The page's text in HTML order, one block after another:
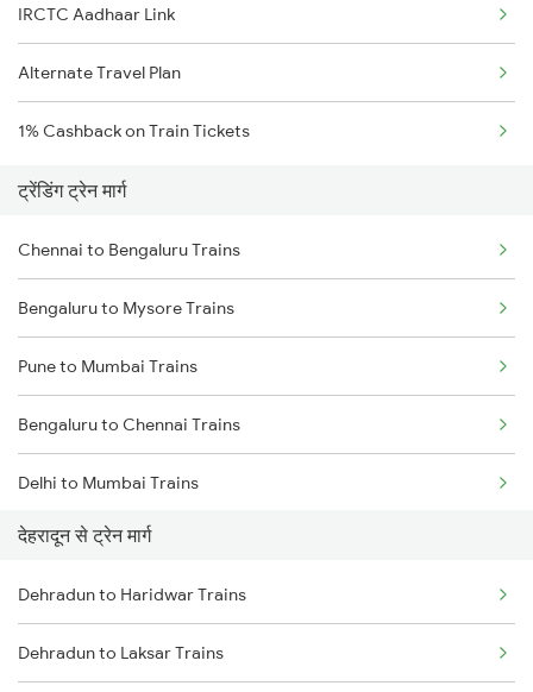
IRCTC Aadhaar Link
Alternate Travel Plan
1% Cashback on Train Tickets
ट्रेंडिंग ट्रेन मार्ग
Chennai to Bengaluru Trains
Bengaluru to Mysore Trains
Pune to Mumbai Trains
Bengaluru to Chennai Trains
Delhi to Mumbai Trains
Mumbai to Pune Trains
Delhi to Jammu Trains
Mumbai to Delhi Trains
देहरादून से ट्रेन मार्ग
Dehradun to Haridwar Trains
Dehradun to Laksar Trains